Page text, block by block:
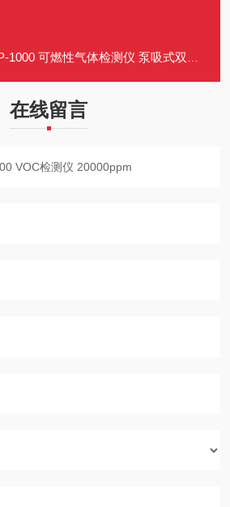
可燃性气体检测仪 泵吸式双流量切换 防爆IP67 便携式
在线留言